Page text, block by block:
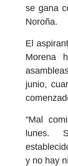
se gana
Noroña.
El
Morena
junio,
"Mal
lunes.
y no hay